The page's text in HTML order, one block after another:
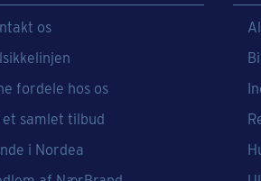
os
fordele hos os
et samlet tilbud
i Nordea